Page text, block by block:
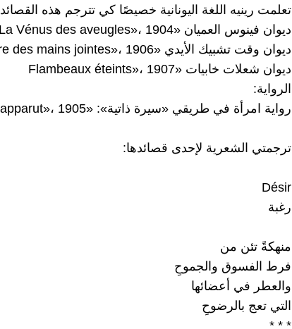
تعلمت رينيه اللغة اليونانية خصيصًا كي تترجم هذه القصائد
ديوان فينوس العميان «La Vénus des aveugles»، 1904
ديوان وقت تشبيك الأيدي «A l heure des mains jointes»، 1906
ديوان شعلات خابيات «Flambeaux éteints»، 1907
الرواية:
رواية امرأة في طريقي «سيرة ذاتية»: «Une femme m’apparut»، 1905
ترجمتي الشعرية لإحدى قصائدها:
Désir
رغبة
منهكةً تئن من
فرط الفسوق والجموحِ
والعطر في أعضائها
التي تعج بالرضوحِ
* * *